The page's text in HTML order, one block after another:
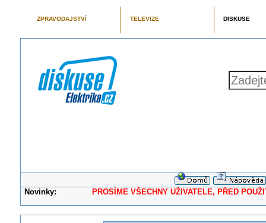
ZPRAVODAJSTVÍ TELEVIZE DISKUSE
Novinky: PROSÍME VŠECHNY UŽIVATELE, PŘED